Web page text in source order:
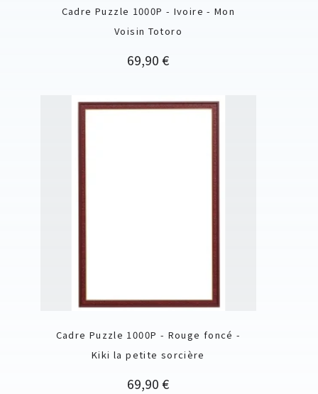
Cadre Puzzle 1000P - Ivoire - Mon
Voisin Totoro
Prix
69,90 €
Cadre Puzzle 1000P - Rouge foncé -
Kiki la petite sorcière
Prix
69,90 €